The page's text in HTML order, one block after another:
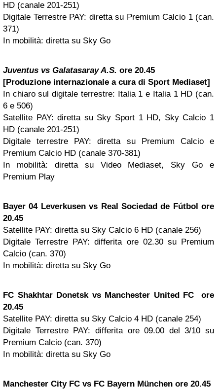
HD (canale 201-251)
Digitale Terrestre PAY: diretta su Premium Calcio 1 (can.
371)
In mobilità: diretta su Sky Go
Juventus vs Galatasaray A.S. ore 20.45
[Produzione internazionale a cura di Sport Mediaset]
In chiaro sul digitale terrestre: Italia 1 e Italia 1 HD (can.
6 e 506)
Satellite PAY: diretta su Sky Sport 1 HD, Sky Calcio 1
HD (canale 201-251)
Digitale terrestre PAY: diretta su Premium Calcio e
Premium Calcio HD (canale 370-381)
In mobilità: diretta su Video Mediaset, Sky Go e
Premium Play
Bayer 04 Leverkusen vs Real Sociedad de Fútbol ore
20.45
Satellite PAY: diretta su Sky Calcio 6 HD (canale 256)
Digitale Terrestre PAY: differita ore 02.30 su Premium
Calcio (can. 370)
In mobilità: diretta su Sky Go
FC Shakhtar Donetsk vs Manchester United FC ore
20.45
Satellite PAY: diretta su Sky Calcio 4 HD (canale 254)
Digitale Terrestre PAY: differita ore 09.00 del 3/10 su
Premium Calcio (can. 370)
In mobilità: diretta su Sky Go
Manchester City FC vs FC Bayern München ore 20.45